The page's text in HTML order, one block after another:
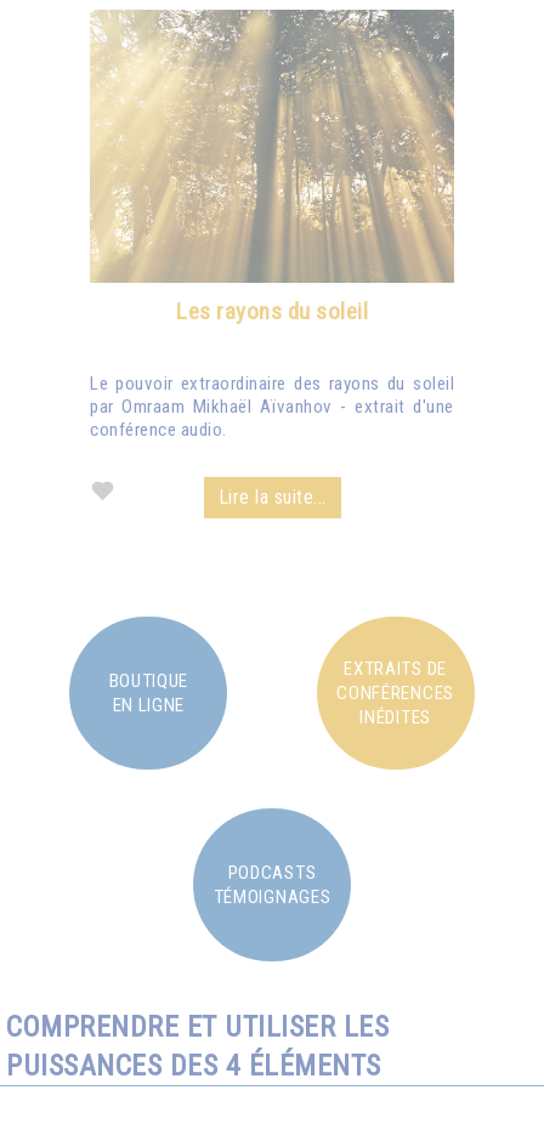
Les rayons du soleil
Le pouvoir extraordinaire des rayons du soleil
par Omraam Mikhaël Aïvanhov - extrait d'une
conférence audio.
Lire la suite...
BOUTIQUE
EN LIGNE
EXTRAITS DE
CONFÉRENCES
INÉDITES
PODCASTS
TÉMOIGNAGES
COMPRENDRE ET UTILISER LES
PUISSANCES DES 4 ÉLÉMENTS